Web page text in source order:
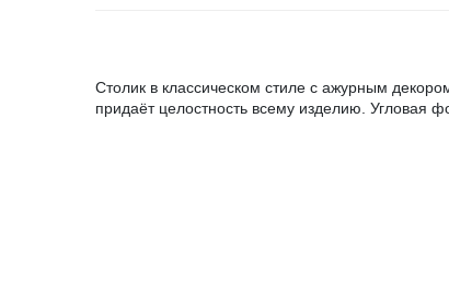
Столик в классическом стиле с ажурным
придаёт целостность всему изделию. Угловая